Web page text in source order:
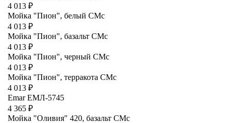
4 013 ₽
Мойка "Пион", белый CMc
4 013 ₽
Мойка "Пион", базальт СМс
4 013 ₽
Мойка "Пион", черный CMc
4 013 ₽
Мойка "Пион", терракота CMc
4 013 ₽
Emar ЕМЛ-5745
4 365 ₽
Мойка "Оливия" 420, базальт СМс